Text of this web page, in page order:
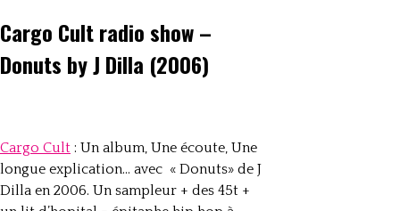
Cargo Cult radio show –
Donuts by J Dilla (2006)
Cargo Cult : Un album, Une écoute, Une
longue explication… avec « Donuts» de J
Dilla en 2006. Un sampleur + des 45t +